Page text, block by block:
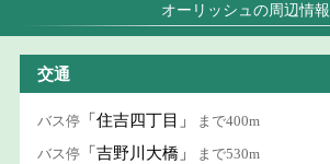
オーリッシュの周辺情報
交通
バス停 「住吉四丁目」 まで400m
バス停 「吉野川大橋」 まで530m